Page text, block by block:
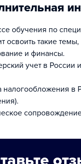
обучения по
освоить такие темы,
и финансы.
учет в
налогообложения в